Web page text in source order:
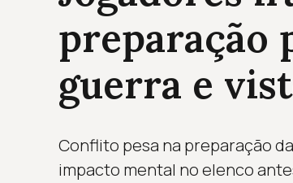
preparação
guerra e
Conflito pesa na preparação
impacto mental no elenco